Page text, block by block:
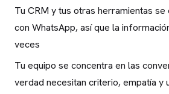
Tu CRM y tus otras herramientas
con WhatsApp, así que la
veces
Tu equipo se concentra en las
verdad necesitan criterio, empatía y